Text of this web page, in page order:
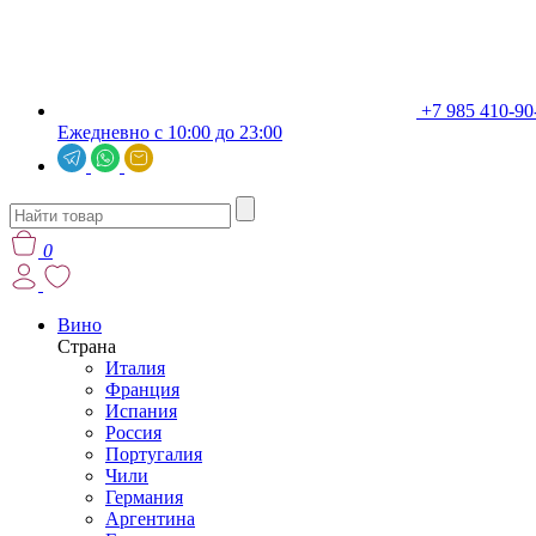
+7 985 410-
Ежедневно с 10:00 до 23:00
0
Вино
Страна
Италия
Франция
Испания
Россия
Португалия
Чили
Германия
Аргентина